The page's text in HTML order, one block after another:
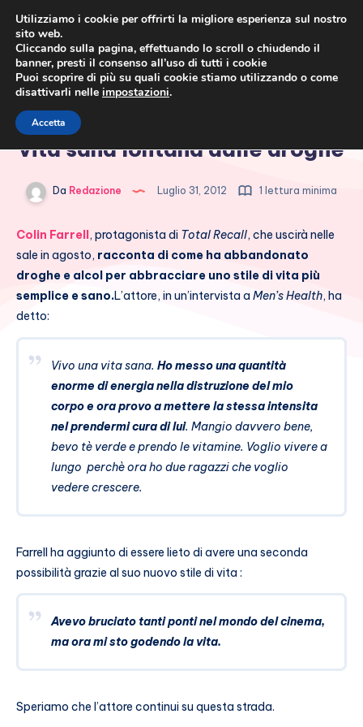
Colin Farrell racconta la sua
vita sana lontana dalle droghe
Da Redazione Luglio 31, 2012 1 lettura minima
Colin Farrell, protagonista di Total Recall, che uscirà nelle
sale in agosto, racconta di come ha abbandonato
droghe e alcol per abbracciare uno stile di vita più
semplice e sano.L’attore, in un’intervista a Men’s Health, ha
detto:
Vivo una vita sana. Ho messo una quantità
enorme di energia nella distruzione del mio
corpo e ora provo a mettere la stessa intensita
nel prendermi cura di lui. Mangio davvero bene,
bevo tè verde e prendo le vitamine. Voglio vivere a
lungo perchè ora ho due ragazzi che voglio
vedere crescere.
Farrell ha aggiunto di essere lieto di avere una seconda
possibilità grazie al suo nuovo stile di vita :
Avevo bruciato tanti ponti nel mondo del cinema,
ma ora mi sto godendo la vita.
Speriamo che l’attore continui su questa strada.
Utilizziamo i cookie per offrirti la migliore esperienza sul nostro
sito web.
Cliccando sulla pagina, effettuando lo scroll o chiudendo il
banner, presti il consenso all’uso di tutti i cookie
Puoi scoprire di più su quali cookie stiamo utilizzando o come
disattivarli nelle impostazioni.
Accetta